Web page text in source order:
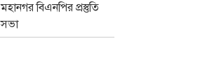
মহানগর বিএনপির প্রস্তুতি
সভা